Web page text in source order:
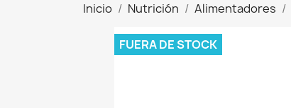
Inicio Nutrición Alimentadores
FUERA DE STOCK